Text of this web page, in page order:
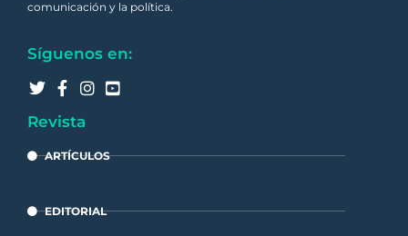
comunicación y la política.
Síguenos en:
Revista
ARTÍCULOS
EDITORIAL